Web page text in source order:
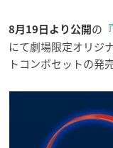
8月19日より公開 の
にて劇場限定オリジ
トコンボセットの発